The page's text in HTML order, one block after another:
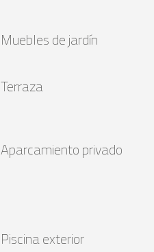
Muebles de jardín
Terraza
Aparcamiento privado
Piscina exterior